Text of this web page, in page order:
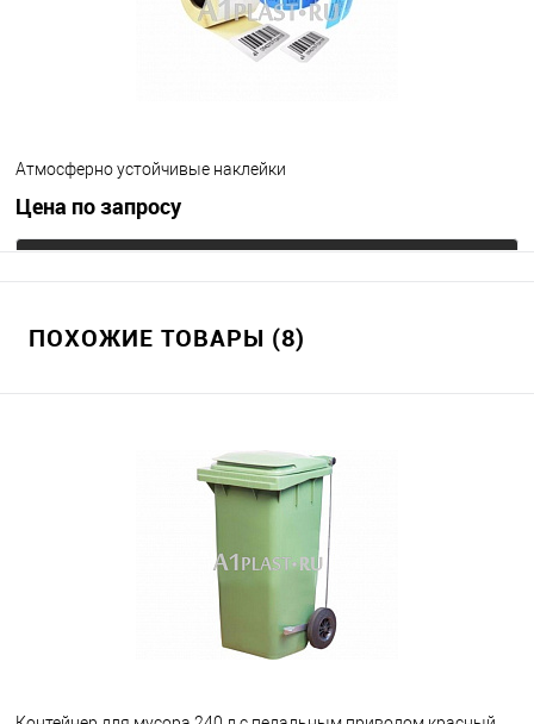
Атмосферно устойчивые наклейки
Цена по запросу
В избранное
ПОХОЖИЕ ТОВАРЫ (8)